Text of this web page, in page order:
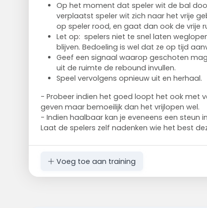
Op het moment dat speler wit de bal
verplaatst speler wit zich naar het vrije
op speler rood, en gaat dan ook de vrije
Let op: spelers niet te snel laten
blijven. Bedoeling is wel dat ze op tijd
Geef een signaal waarop geschoten
uit de ruimte de rebound invullen.
Speel vervolgens opnieuw uit en herhaal.
- Probeer indien het goed loopt het ook met
geven maar bemoeilijk dan het vrijlopen wel.
- Indien haalbaar kan je eveneens een steun
Laat de spelers zelf nadenken wie het best
Voeg toe aan training